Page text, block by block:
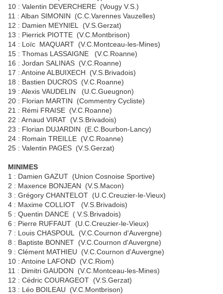
10 : Valentin DEVERCHERE (Vougy V.S.)
11 : Alban SIMONIN (C.C.Varennes Vauzelles)
12 : Damien MEYNIEL (V.S.Gerzat)
13 : Pierrick PIOTTE (V.C.Montbrison)
14 : Loïc MAQUART (V.C.Montceau-les-Mines)
15 : Thomas LASSAIGNE (V.C.Roanne)
16 : Jordan SALINAS (V.C.Roanne)
17 : Antoine ALBUIXECH (V.S.Brivadois)
18 : Bastien DUCROS (V.C.Roanne)
19 : Alexis VAUDELIN (U.C.Gueugnon)
20 : Florian MARTIN (Commentry Cycliste)
21 : Rémi FRAISE (V.C.Roanne)
22 : Arnaud VIRAT (V.S.Brivadois)
23 : Florian DUJARDIN (E.C.Bourbon-Lancy)
24 : Romain TREILLE (V.C.Roanne)
25 : Valentin PAGES (V.S.Gerzat)
MINIMES
1 : Damien GAZUT (Union Cosnoise Sportive)
2 : Maxence BONJEAN (V.S.Macon)
3 : Grégory CHANTELOT (U.C.Creuzier-le-Vieux)
4 : Maxime COLLIOT (V.S.Brivadois)
5 : Quentin DANCE ( V.S.Brivadois)
6 : Pierre RUFFAUT (U.C.Creuzier-le-Vieux)
7 : Louis CHASPOUL (V.C.Cournon d'Auvergne)
8 : Baptiste BONNET (V.C.Cournon d'Auvergne)
9 : Clément MATHIEU (V.C.Cournon d'Auvergne)
10 : Antoine LAFOND (V.C.Riom)
11 : Dimitri GAUDON (V.C.Montceau-les-Mines)
12 : Cédric COURAGEOT (V.S.Gerzat)
13 : Léo BOILEAU (V.C.Montbrison)